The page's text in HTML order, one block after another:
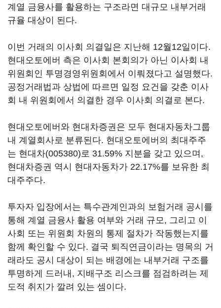
계열 금융사를 활용하는 구조라면 대규모 내부거래
규율 대상이 된다.
이번 거래의 이사회 의결일은 지난해 12월12일이다.
현대오토에버 측은 이사회 본회의가 아닌 이사회 내
위원회인 투명경영위원회에서 이뤄졌다고 설명했다.
공정거래법과 상법에 따르면 일정 요건을 갖춘 이사
회 내 위원회에서 의결한 경우 이사회 의결로 본다.
현대오토에버와 현대차증권은 모두 현대자동차그룹
내 계열회사로 분류된다. 현대오토에버의 최대주주
는 현대차(005380)로 31.59% 지분을 갖고 있으며,
현대차증권 역시 현대자동차가 22.17%를 보유한 최
대주주다.
투자자 입장에서는 특수관계인과의 보험거래 공시를
통해 계열 금융사 활용 여부와 거래 규모, 그리고 이
사회 또는 위원회 차원의 통제 절차가 작동했는지를
함께 확인할 수 있다. 결국 퇴직연금이라는 명목의 거
래라도 공시 대상이 되는 배경에는 내부거래 구조를
투명하게 드러내, 지배구조 리스크를 점검하려는 제
도적 취지가 깔려 있는 셈이다.